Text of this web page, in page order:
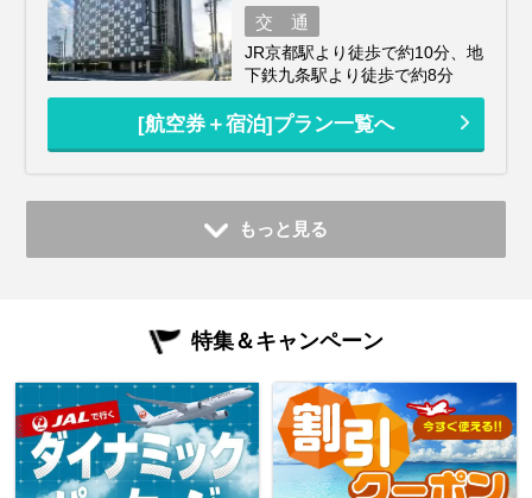
交 通
JR京都駅より徒歩で約10分、地
下鉄九条駅より徒歩で約8分
[航空券＋宿泊]プラン一覧へ
もっと見る
特集＆キャンペーン